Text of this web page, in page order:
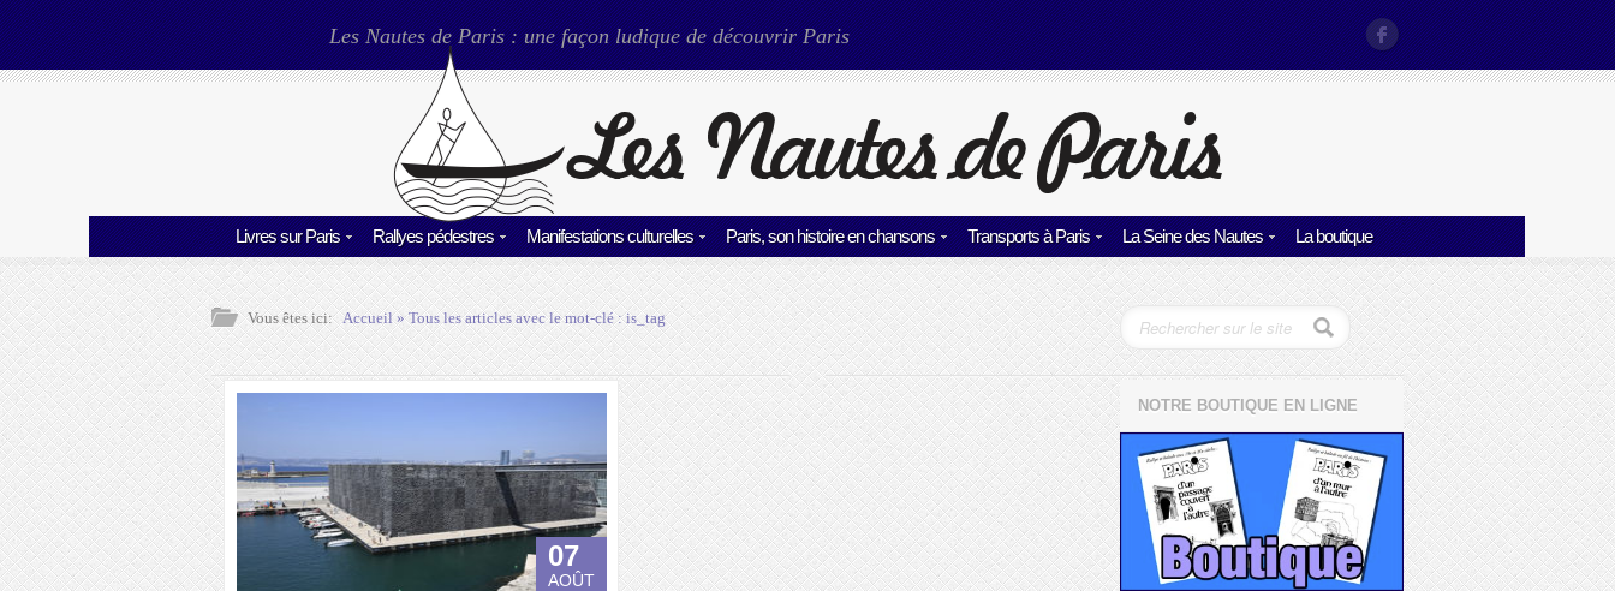
Les Nautes de Paris : une façon ludique de découvrir Paris
Livres sur Paris Rallyes pédestres Manifestations culturelles Paris, son histoire en chansons Transports à Paris La Seine des Nautes La boutique
Vous êtes ici: Accueil» Tous les articles avec le mot-clé :is_tag
07
AOÛT
NOTRE BOUTIQUE EN LIGNE